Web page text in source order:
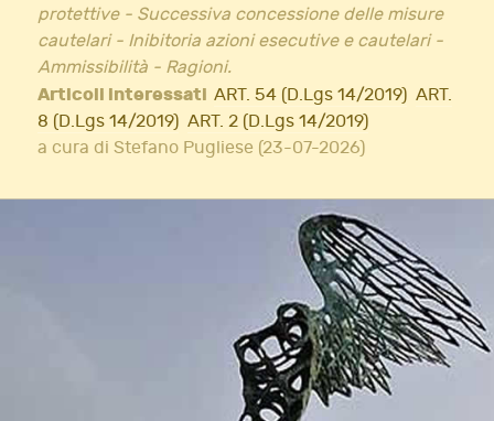
protettive - Successiva concessione delle misure
cautelari - Inibitoria azioni esecutive e cautelari -
Ammissibilità - Ragioni.
Articoli interessati ART. 54 (D.Lgs 14/2019) ART.
8 (D.Lgs 14/2019) ART. 2 (D.Lgs 14/2019)
a cura di Stefano Pugliese (23-07-2026)